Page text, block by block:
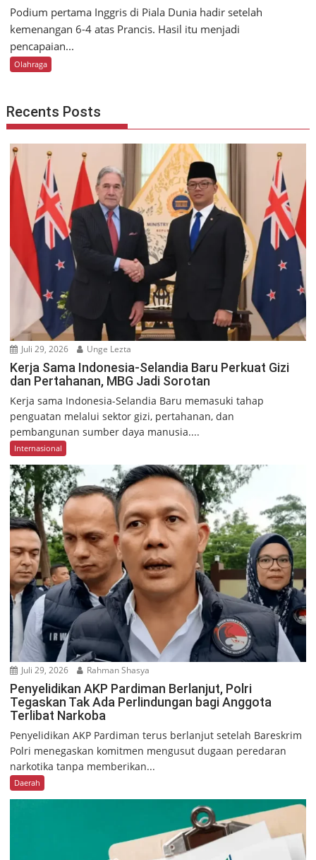
Podium pertama Inggris di Piala Dunia hadir setelah
kemenangan 6-4 atas Prancis. Hasil itu menjadi
pencapaian...
Olahraga
Recents Posts
Juli 29, 2026 Unge Lezta
Kerja Sama Indonesia-Selandia Baru Perkuat Gizi
dan Pertahanan, MBG Jadi Sorotan
Kerja sama Indonesia-Selandia Baru memasuki tahap
penguatan melalui sektor gizi, pertahanan, dan
pembangunan sumber daya manusia....
Internasional
Juli 29, 2026 Rahman Shasya
Penyelidikan AKP Pardiman Berlanjut, Polri
Tegaskan Tak Ada Perlindungan bagi Anggota
Terlibat Narkoba
Penyelidikan AKP Pardiman terus berlanjut setelah Bareskrim
Polri menegaskan komitmen mengusut dugaan peredaran
narkotika tanpa memberikan...
Daerah